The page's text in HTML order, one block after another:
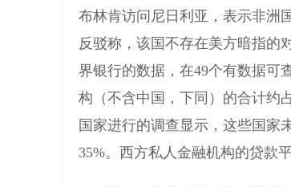
布林肯访问尼日利亚，表示非洲
反驳称，该国不存在美方暗指的
界银行的数据，在49个有数据可
构（不含中国，下同）的合计约
国家进行的调查显示，这些国家
35%。西方私人金融机构的贷款